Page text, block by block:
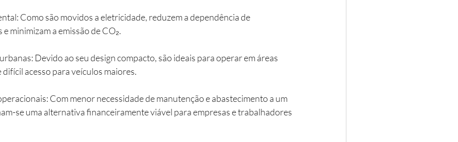
Como são movidos a eletricidade, reduzem a dependência de
minimizam a emissão de CO₂.
Devido ao seu design compacto, são ideais para operar em áreas
acesso para veículos maiores.
Com menor necessidade de manutenção e abastecimento a um
se uma alternativa financeiramente viável para empresas e trabalhadores